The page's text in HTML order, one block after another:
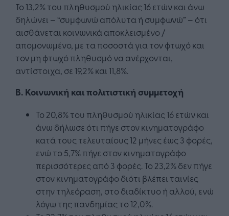
Το 13,2% του πληθυσμού ηλικίας 16 ετών και άνω
δηλώνει – “συμφωνώ απόλυτα ή συμφωνώ” – ότι
αισθάνεται κοινωνικά αποκλεισμένο /
απομονωμένο, με τα ποσοστά για τον φτωχό και
τον μη φτωχό πληθυσμό να ανέρχονται,
αντίστοιχα, σε 19,2% και 11,8%.
Β. Κοινωνική και πολιτιστική συμμετοχή
Το 20,8% του πληθυσμού ηλικίας 16 ετών και
άνω δήλωσε ότι πήγε στον κινηματογράφο
κατά τους τελευταίους 12 μήνες έως 3 φορές,
ενώ το 5,7% πήγε στον κινηματογράφο
περισσότερες από 3 φορές. Το 23,2% δεν πήγε
στον κινηματογράφο διότι βλέπει ταινίες
στην τηλεόραση, στο διαδίκτυο ή αλλού, ενώ
λόγω της πανδημίας το 12,0%.